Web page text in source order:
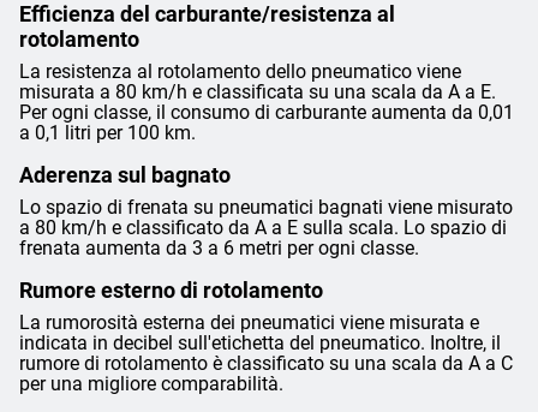
Efficienza del carburante/resistenza al
rotolamento
La resistenza al rotolamento dello pneumatico viene
misurata a 80 km/h e classificata su una scala da A a E.
Per ogni classe, il consumo di carburante aumenta da 0,01
a 0,1 litri per 100 km.
Aderenza sul bagnato
Lo spazio di frenata su pneumatici bagnati viene misurato
a 80 km/h e classificato da A a E sulla scala. Lo spazio di
frenata aumenta da 3 a 6 metri per ogni classe.
Rumore esterno di rotolamento
La rumorosità esterna dei pneumatici viene misurata e
indicata in decibel sull'etichetta del pneumatico. Inoltre, il
rumore di rotolamento è classificato su una scala da A a C
per una migliore comparabilità.